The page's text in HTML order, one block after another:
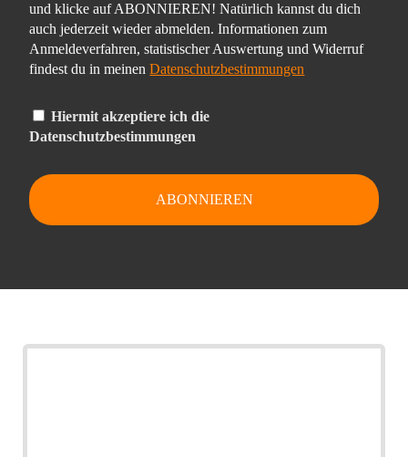
und klicke auf ABONNIEREN! Natürlich kannst du dich
auch jederzeit wieder abmelden. Informationen zum
Anmeldeverfahren, statistischer Auswertung und Widerruf
findest du in meinenDatenschutzbestimmungen
Hiermit akzeptiere ich die
Datenschutzbestimmungen